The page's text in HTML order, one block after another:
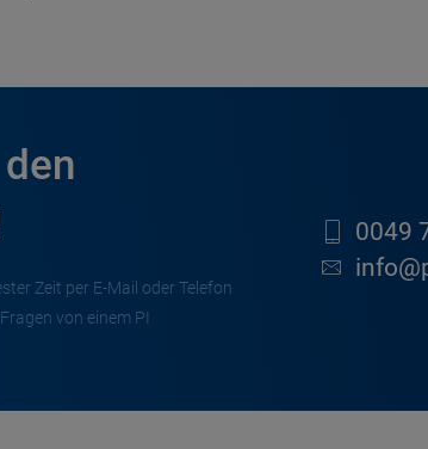
Zeit per E-Mail oder Telefon
von einem PI
0049